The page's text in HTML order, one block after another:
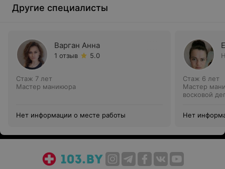
Другие специалисты
Варган Анна
1 отзыв 5.0
Стаж 7 лет
Мастер маникюра
Нет информации о месте работы
Стаж 6 лет
Мастер
восковой
Нет